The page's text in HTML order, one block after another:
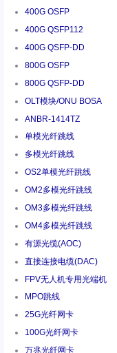
400G OSFP
400G QSFP112
400G QSFP-DD
800G OSFP
800G QSFP-DD
OLT模块/ONU BOSA
ANBR-1414TZ
单模光纤跳线
多模光纤跳线
OS2单模光纤跳线
OM2多模光纤跳线
OM3多模光纤跳线
OM4多模光纤跳线
有源光缆(AOC)
直接连接电缆(DAC)
FPV无人机专用光端机
MPO跳线
25G光纤网卡
100G光纤网卡
万兆光纤网卡